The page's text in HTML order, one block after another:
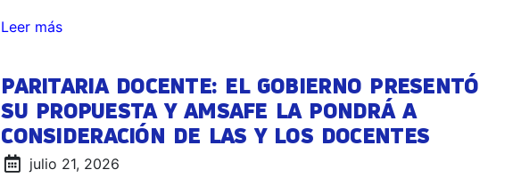
Leer más
PARITARIA DOCENTE: EL GOBIERNO PRESENTÓ
SU PROPUESTA Y AMSAFE LA PONDRÁ A
CONSIDERACIÓN DE LAS Y LOS DOCENTES
julio 21, 2026